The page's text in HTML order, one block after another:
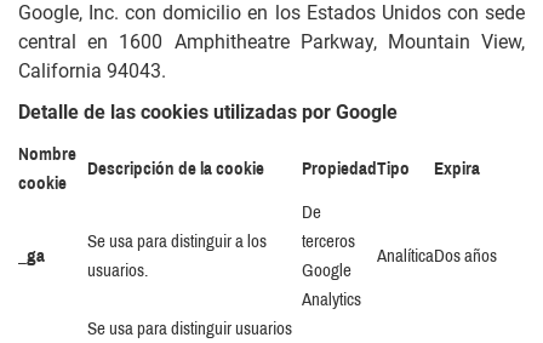
Google, Inc. con domicilio en los Estados Unidos con sede
central en 1600 Amphitheatre Parkway, Mountain View,
California 94043.
Detalle de las cookies utilizadas por Google
Nombre
cookie
Descripción de la cookie PropiedadTipo Expira
_ga
Se usa para distinguir a los
usuarios.
De
terceros
Google
Analytics
AnalíticaDos años
Se usa para distinguir usuarios